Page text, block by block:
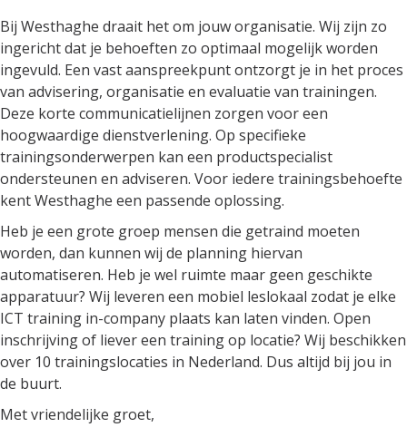
Bij Westhaghe draait het om jouw organisatie. Wij zijn zo
ingericht dat je behoeften zo optimaal mogelijk worden
ingevuld. Een vast aanspreekpunt ontzorgt je in het proces
van advisering, organisatie en evaluatie van trainingen.
Deze korte communicatielijnen zorgen voor een
hoogwaardige dienstverlening. Op specifieke
trainingsonderwerpen kan een productspecialist
ondersteunen en adviseren. Voor iedere trainingsbehoefte
kent Westhaghe een passende oplossing.
Heb je een grote groep mensen die getraind moeten
worden, dan kunnen wij de planning hiervan
automatiseren. Heb je wel ruimte maar geen geschikte
apparatuur? Wij leveren een mobiel leslokaal zodat je elke
ICT training in-company plaats kan laten vinden. Open
inschrijving of liever een training op locatie? Wij beschikken
over 10 trainingslocaties in Nederland. Dus altijd bij jou in
de buurt.
Met vriendelijke groet,